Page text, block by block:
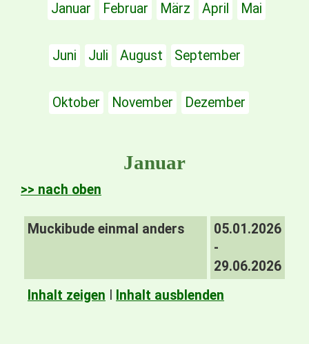
Januar Februar März April Mai
Juni Juli August September
Oktober November Dezember
Januar
>> nach oben
Muckibude einmal anders
05.01.2026
-
29.06.2026
Inhalt zeigen
Inhalt ausblenden